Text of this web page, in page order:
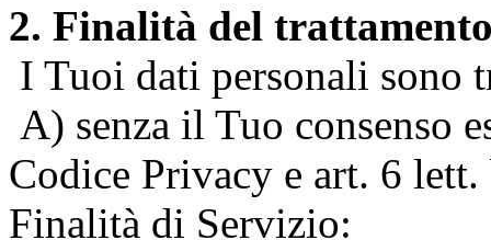
2. Finalità del
I Tuoi dati personali sono
A) senza il Tuo consenso
Codice Privacy e art. 6
Finalità di Servizio: